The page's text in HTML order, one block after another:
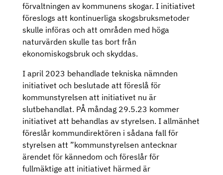
förvaltningen av kommunens skogar. I initiativet
föreslogs att kontinuerliga skogsbruksmetoder
skulle införas och att områden med höga
naturvärden skulle tas bort från
ekonomiskogsbruk och skyddas.
I april 2023 behandlade tekniska nämnden
initiativet och beslutade att föreslå för
kommunstyrelsen att initiativet nu är
slutbehandlat. PÅ måndag 29.5.23 kommer
initiativet att behandlas av styrelsen. I allmänhet
föreslår kommundirektören i sådana fall för
styrelsen att ”kommunstyrelsen antecknar
ärendet för kännedom och föreslår för
fullmäktige att initiativet härmed är